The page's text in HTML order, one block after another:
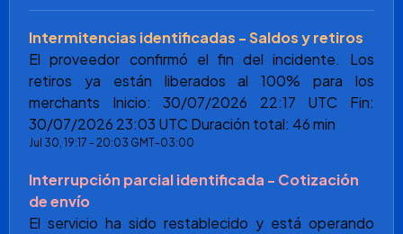
Intermitencias identificadas - Saldos y retiros
El proveedor confirmó el fin del incidente. Los
retiros ya están liberados al 100% para los
merchants Inicio: 30/07/2026 22:17 UTC Fin:
30/07/2026 23:03 UTC Duración total: 46 min
Jul 30,19:17 -20:03 GMT-03:00
Interrupción parcial identificada - Cotización
de envío
El servicio ha sido restablecido y está operando